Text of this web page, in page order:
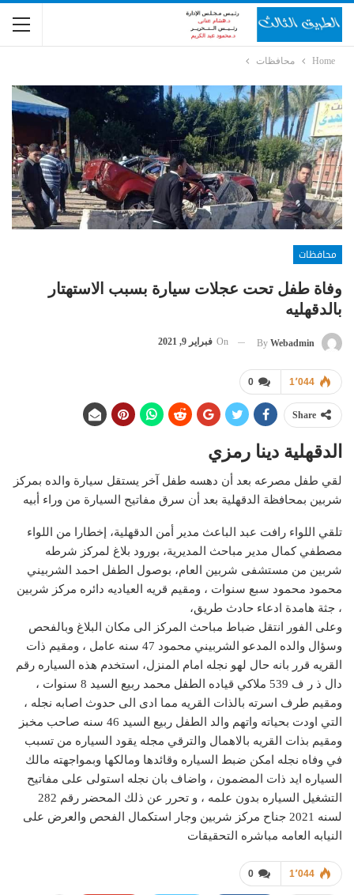
Home محافظات
محافظات
وفاة طفل تحت عجلات سيارة بسبب الاستهتار
بالدقهليه
By Webadmin
On فبراير 9, 2021
0 1٬044
Share
الدقهلية دينا رمزي
لقي طفل مصرعه بعد أن دهسه طفل آخر يستقل سيارة والده بمركز
شربين بمحافظة الدقهلية بعد أن سرق مفاتيح السيارة من وراء أبيه
تلقي اللواء رافت عبد الباعث مدير أمن الدقهلية، إخطارا من اللواء
مصطفي كمال مدير مباحث المديرية، بورود بلاغ لمركز شرطه
شربين من مستشفى شربين العام، بوصول الطفل احمد الشربيني
محمود محمود سبع سنوات ، ومقيم قريه العياديه دائره مركز شربين
، جثة هامدة ادعاء حادث طريق،
وعلى الفور انتقل ضباط مباحث المركز الى مكان البلاغ وبالفحص
وسؤال والده المدعو الشربيني محمود 47 سنه عامل ، ومقيم ذات
القريه قرر بانه حال لهو نجله امام المنزل، استخدم هذه السياره رقم
دال ذ ر ف 539 ملاكي قياده الطفل محمد ربيع السيد 8 سنوات ،
ومقيم طرف اسرته بالذات القريه مما ادى الى حدوث اصابه نجله ،
التي اودت بحياته واتهم والد الطفل ربيع السيد 46 سنه صاحب مخبز
ومقيم بذات القريه بالاهمال والترقي مجله يقود السياره من تسبب
في وفاه نجله امكن ضبط السياره وقائدها ومالكها وبمواجهته مالك
السياره ايد ذات المضمون ، واضاف بان نجله استولى على مفاتيح
التشغيل السياره بدون علمه ، و تحرر عن ذلك المحضر رقم 282
لسنه 2021 جناح مركز شربين وجار استكمال الفحص والعرض على
النيابه العامه مباشره التحقيقات
0 1٬044